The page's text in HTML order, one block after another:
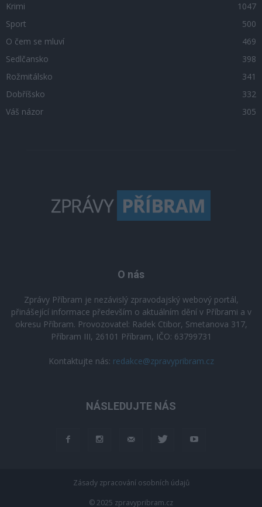
Krimi
1047
Sport
500
O čem se mluví
469
Sedlčansko
398
Rožmitálsko
341
Dobříšsko
332
Váš názor
305
O nás
Zprávy Příbram je nezávislý zpravodajský webový portál,
přinášející informace především o aktuálním dění v Příbrami a v
okresu Příbram. Provozovatel: Radek Ctibor, Smetanova 317,
Příbram III, 26101 Příbram, IČO: 63799731
Kontaktujte nás: redakce@zpravypribram.cz
NÁSLEDUJTE NÁS
Zásady zpracování osobních údajů
© 2025 zpravypribram.cz